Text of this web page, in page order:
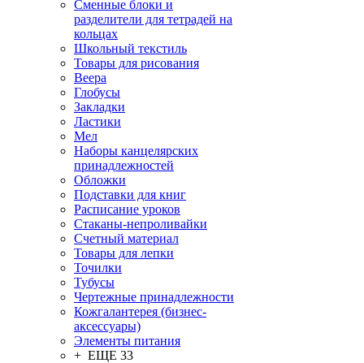
Сменные блоки и
разделители для тетрадей на
кольцах
Школьный текстиль
Товары для рисования
Веера
Глобусы
Закладки
Ластики
Мел
Наборы канцелярских
принадлежностей
Обложки
Подставки для книг
Расписание уроков
Стаканы-непроливайки
Счетный материал
Товары для лепки
Точилки
Тубусы
Чертежные принадлежности
Кожгалантерея (бизнес-
аксессуары)
Элементы питания
+ ЕЩЕ 33